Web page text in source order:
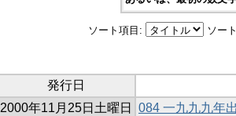
ソート項目: ソー
発行日
2000年11月25日土曜日
084 一九九九年